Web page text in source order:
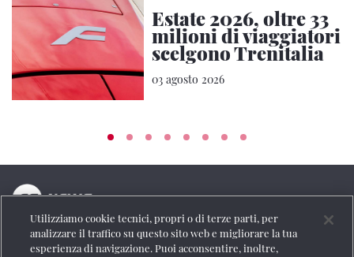
Estate 2026, oltre 33
milioni di viaggiatori
scelgono Trenitalia
03 agosto 2026
La testata online del Gruppo FS Italiane
Utilizziamo cookie tecnici, propri o di terze parti, per
analizzare il traffico su questo sito web e migliorare la tua
esperienza di navigazione. Puoi acconsentire, inoltre,